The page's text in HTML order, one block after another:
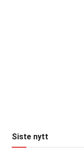
Siste nytt